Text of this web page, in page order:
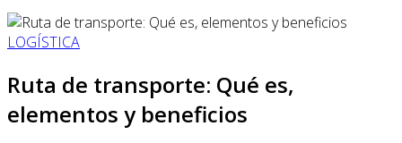
LOGÍSTICA
Ruta de transporte: Qué es,
elementos y beneficios